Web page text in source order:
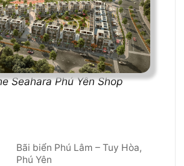
Seahara Phú Yên Shop
Bãi biển Phú Lâm – Tuy Hòa,
Phú Yên